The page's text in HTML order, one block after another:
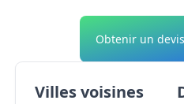
Obtenir un
Villes voisines